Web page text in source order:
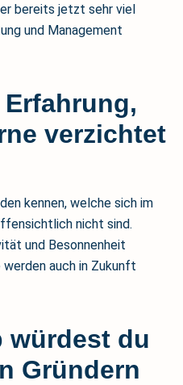
bereits jetzt sehr viel
und Management
verzichtet
kennen, welche sich im
nicht sind.
und Besonnenheit
auch in Zukunft
würdest du
Gründern